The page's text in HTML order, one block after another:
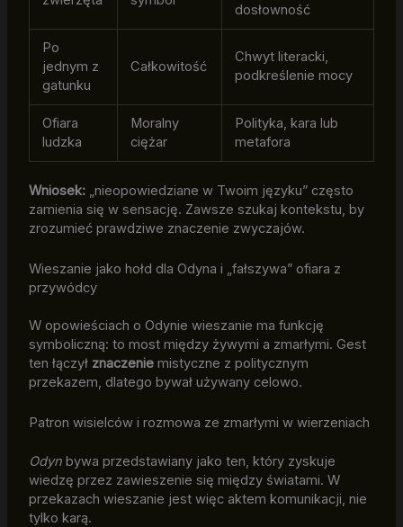
dosłowność
Po
jednym z
gatunku
Całkowitość
Chwyt literacki,
podkreślenie mocy
Ofiara
ludzka
Moralny
ciężar
Polityka, kara lub
metafora
Wniosek:„nieopowiedziane w Twoim języku” często
zamienia się w sensację. Zawsze szukaj kontekstu, by
zrozumieć prawdziwe znaczenie zwyczajów.
Wieszanie jako hołd dla Odyna i „fałszywa” ofiara z
przywódcy
W opowieściach o Odynie wieszanie ma funkcję
symboliczną: to most między żywymi a zmarłymi. Gest
ten łączył znaczeniemistyczne z politycznym
przekazem, dlatego bywał używany celowo.
Patron wisielców i rozmowa ze zmarłymi w wierzeniach
Odynbywa przedstawiany jako ten, który zyskuje
wiedzę przez zawieszenie się między światami. W
przekazach wieszanie jest więc aktem komunikacji, nie
tylko karą.